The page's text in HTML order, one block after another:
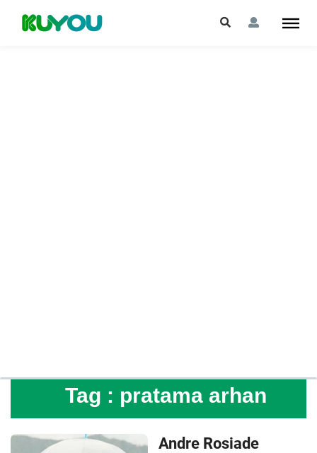
Tag : pratama arhan
Andre Rosiade